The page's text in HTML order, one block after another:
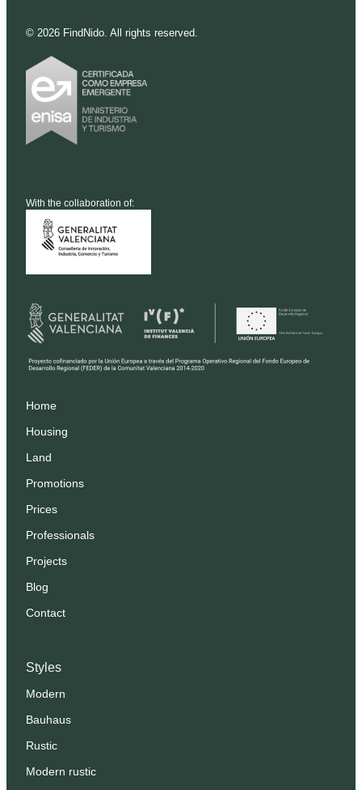
© 2026 FindNido. All rights reserved.
With the collaboration of:
Styles
Modern
Bauhaus
Rustic
Modern rustic
Home
Housing
Land
Promotions
Prices
Professionals
Projects
Blog
Contact